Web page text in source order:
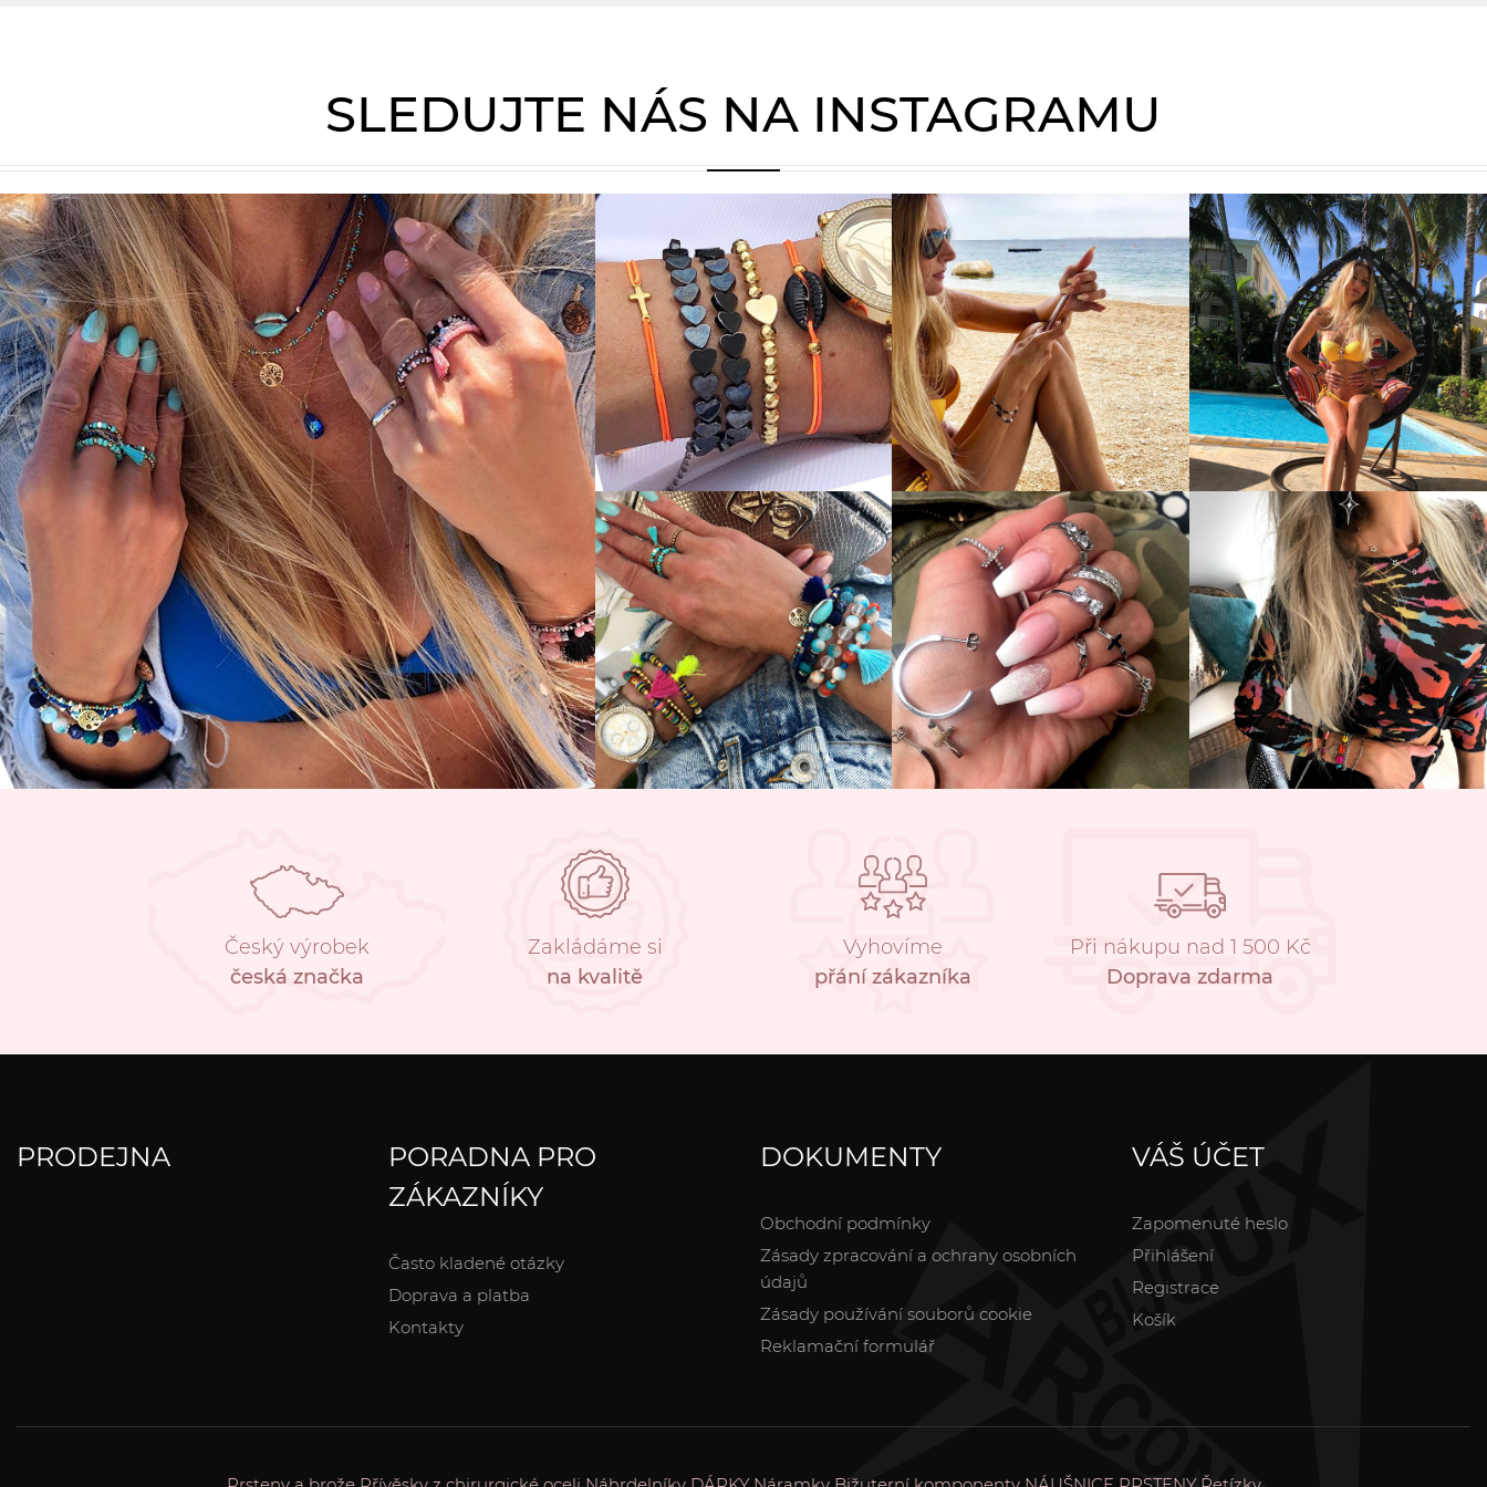
SLEDUJTE NÁS NA INSTAGRAMU
Český výrobek
česká značka
Zakládáme si
na kvalitě
Vyhovíme
přání zákazníka
Při nákupu nad 1 500 Kč
Doprava zdarma
PRODEJNA
PORADNA PRO
ZÁKAZNÍKY
Často kladené otázky
Doprava a platba
Kontakty
DOKUMENTY
Obchodní podmínky
Zásady zpracování a ochrany osobních
údajů
Zásady používání souborů cookie
Reklamační formulář
VÁŠ ÚČET
Zapomenuté heslo
Přihlášení
Registrace
Košík